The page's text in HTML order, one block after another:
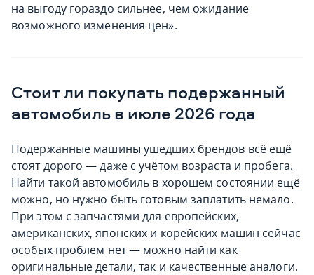
на выгоду гораздо сильнее, чем ожидание
возможного изменения цен».
Стоит ли покупать подержанный
автомобиль в июле 2026 года
Подержанные машины ушедших брендов всё ещё
стоят дорого — даже с учётом возраста и пробега.
Найти такой автомобиль в хорошем состоянии ещё
можно, но нужно быть готовым заплатить немало.
При этом с запчастями для европейских,
американских, японских и корейских машин сейчас
особых проблем нет — можно найти как
оригинальные детали, так и качественные аналоги.